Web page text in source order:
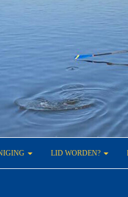
LID WORDEN?